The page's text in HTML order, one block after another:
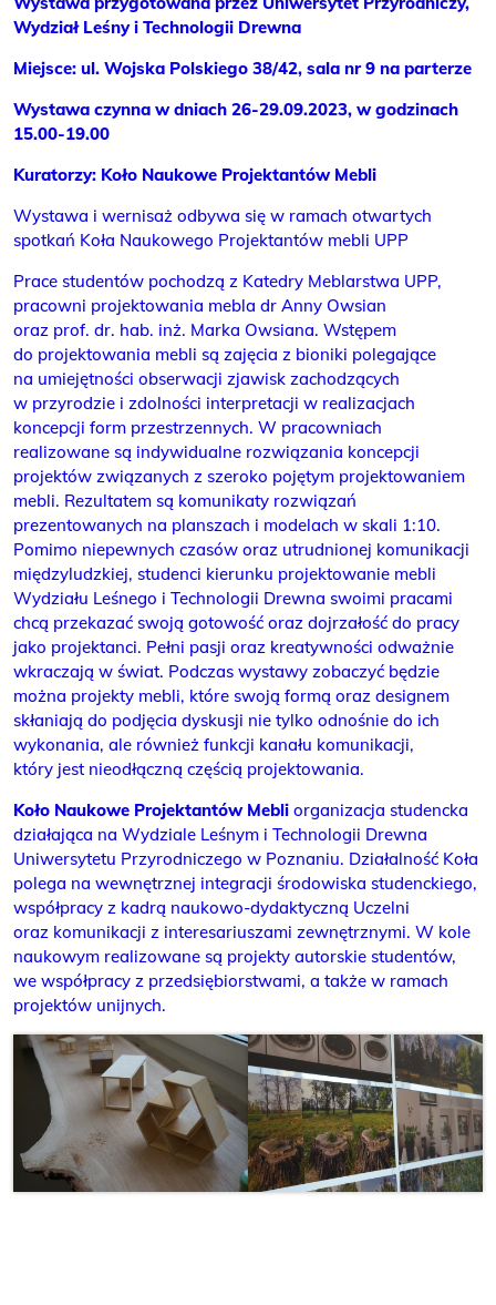
Wydział Leśny i Technologii Drewna
Miejsce: ul. Wojska Polskiego 38/42, sala nr 9 na parterze
Wystawa czynna w dniach 26-29.09.2023, w godzinach
15.00-19.00
Kuratorzy: Koło Naukowe Projektantów Mebli
Wystawa i wernisaż odbywa się w ramach otwartych
spotkań Koła Naukowego Projektantów mebli UPP
Prace studentów pochodzą z Katedry Meblarstwa UPP,
pracowni projektowania mebla dr Anny Owsian
oraz prof. dr. hab. inż. Marka Owsiana. Wstępem
do projektowania mebli są zajęcia z bioniki polegające
na umiejętności obserwacji zjawisk zachodzących
w przyrodzie i zdolności interpretacji w realizacjach
koncepcji form przestrzennych. W pracowniach
realizowane są indywidualne rozwiązania koncepcji
projektów związanych z szeroko pojętym projektowaniem
mebli. Rezultatem są komunikaty rozwiązań
prezentowanych na planszach i modelach w skali 1:10.
Pomimo niepewnych czasów oraz utrudnionej komunikacji
międzyludzkiej, studenci kierunku projektowanie mebli
Wydziału Leśnego i Technologii Drewna swoimi pracami
chcą przekazać swoją gotowość oraz dojrzałość do pracy
jako projektanci. Pełni pasji oraz kreatywności odważnie
wkraczają w świat. Podczas wystawy zobaczyć będzie
można projekty mebli, które swoją formą oraz designem
skłaniają do podjęcia dyskusji nie tylko odnośnie do ich
wykonania, ale również funkcji kanału komunikacji,
który jest nieodłączną częścią projektowania.
Koło Naukowe Projektantów Mebli organizacja studencka
działająca na Wydziale Leśnym i Technologii Drewna
Uniwersytetu Przyrodniczego w Poznaniu. Działalność Koła
polega na wewnętrznej integracji środowiska studenckiego,
współpracy z kadrą naukowo-dydaktyczną Uczelni
oraz komunikacji z interesariuszami zewnętrznymi. W kole
naukowym realizowane są projekty autorskie studentów,
we współpracy z przedsiębiorstwami, a także w ramach
projektów unijnych.